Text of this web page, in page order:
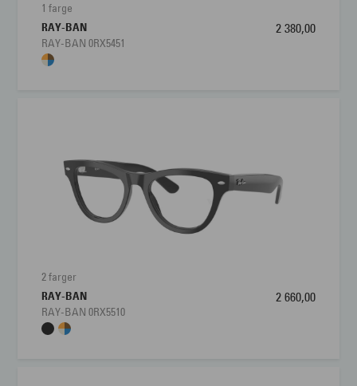
1 farge
RAY-BAN
RAY-BAN 0RX5451
2 380,00
2 farger
RAY-BAN
RAY-BAN 0RX5510
2 660,00